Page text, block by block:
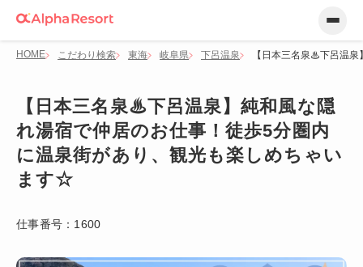
HOME こだわり検索 東海 岐阜県 下呂温泉 【日本三名泉♨下呂温
【日本三名泉♨下呂温泉】純和風な隠
れ湯宿で仲居のお仕事！徒歩5分圏内
に温泉街があり、観光も楽しめちゃい
ます☆
仕事番号： 1600